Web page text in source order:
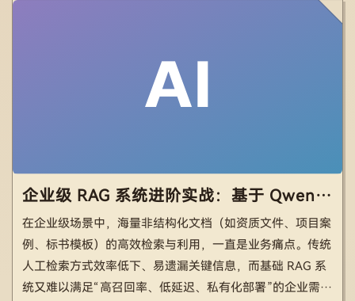
企业级 RAG 系统进阶实战：基于 Qwen Agent 构建 GB 级智能知识库（从架构到落地）
在企业级场景中，海量非结构化文档（如资质文件、项目案
例、标书模板）的高效检索与利用，一直是业务痛点。传统
人工检索方式效率低下、易遗漏关键信息，而基础 RAG 系
统又难以满足“高召回率、低延迟、私有化部署”的企业需